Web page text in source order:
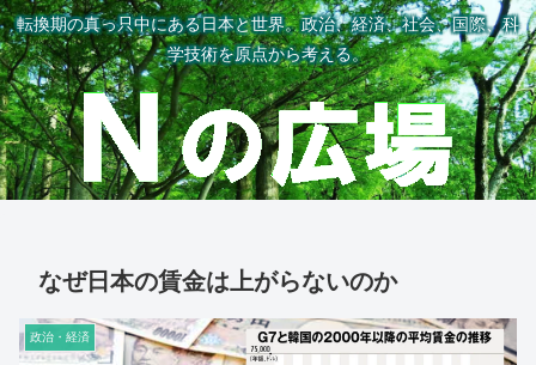
転換期の真っ只中にある日本と世界。政治、経済、社会、国際、科
学技術を原点から考える。
なぜ日本の賃金は上がらないのか
政治・経済